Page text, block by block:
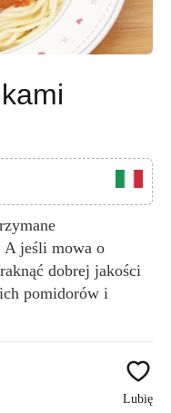
A jeśli mowa o
dobrej jakości
pomidorów i
Lubię